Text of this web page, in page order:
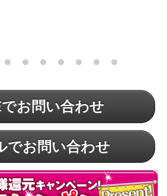
お問い合わせ
でお問い合わせ